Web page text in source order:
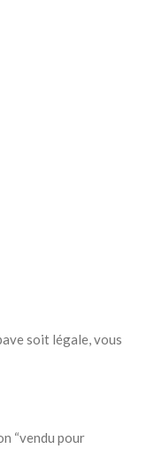
soit légale, vous
“vendu pour